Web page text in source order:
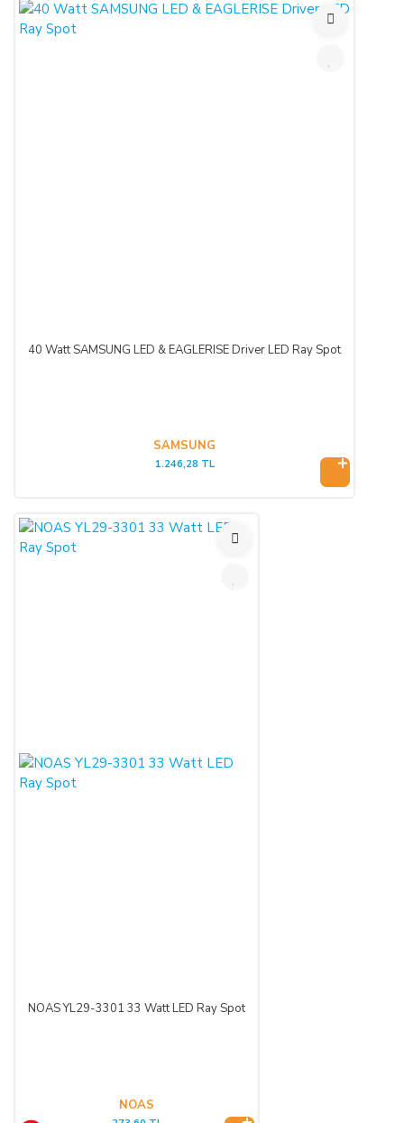
40 Watt SAMSUNG LED & EAGLERISE Driver LED Ray Spot
SAMSUNG
1.246,28 TL
NOAS YL29-3301 33 Watt LED Ray Spot
NOAS